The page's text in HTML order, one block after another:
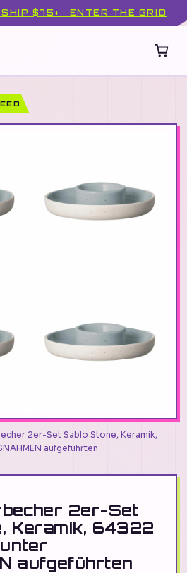
SHIP $75+ · ENTER THE GRID
2er-Set Sablo Stone, Keramik,
aufgeführten
2er-Set
Keramik, 64322
aufgeführten